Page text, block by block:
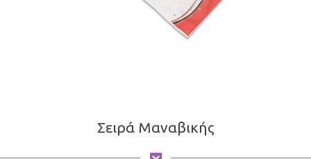
Σειρά Μαναβικής